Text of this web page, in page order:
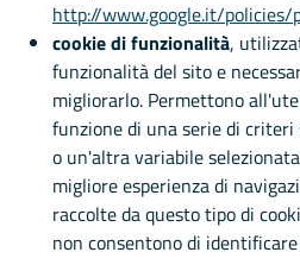
http://www.google.it/
cookie di funzionalità,
funzionalità del sito e
migliorarlo. Permettono
funzione di una serie di criteri
o un'altra variabile
migliore esperienza di
raccolte da questo tipo di
non consentono di